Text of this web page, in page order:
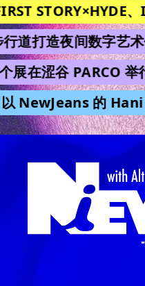
、INI、
间数字艺术体验
PARCO 举行，由
的 Hani 为主